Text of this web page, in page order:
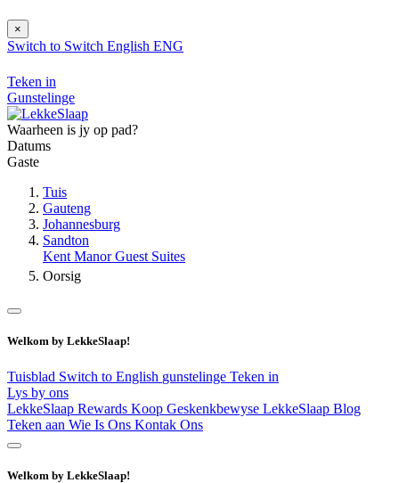
×
Switch to Switch English ENG
Teken in
Gunstelinge
Waarheen is jy op pad?
Datums
Gaste
Tuis
Gauteng
Johannesburg
Sandton
Kent Manor Guest Suites
Oorsig
Welkom by LekkeSlaap!
Tuisblad Switch to English gunstelinge Teken in
Lys by ons
LekkeSlaap Rewards Koop Geskenkbewyse LekkeSlaap Blog
Teken aan Wie Is Ons Kontak Ons
Welkom by LekkeSlaap!